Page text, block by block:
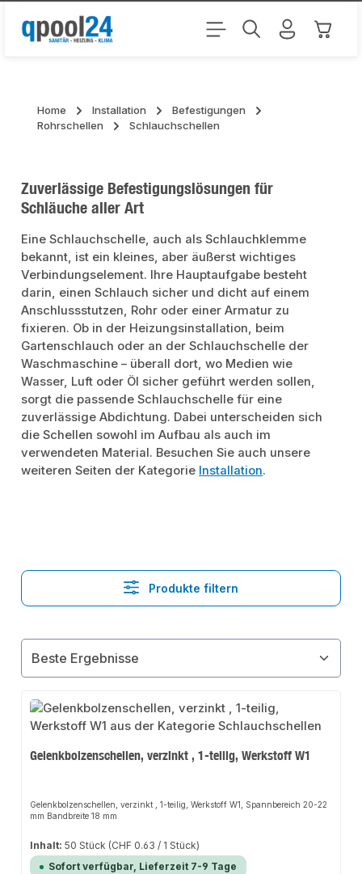
Zum Hauptinhalt springen
Home Installation
Befestigungen
Rohrschellen
Schlauchschellen
Zuverlässige Befestigungslösungen für
Schläuche aller Art
Eine Schlauchschelle, auch als Schlauchklemme
bekannt, ist ein kleines, aber äußerst wichtiges
Verbindungselement. Ihre Hauptaufgabe besteht
darin, einen Schlauch sicher und dicht auf einem
Anschlussstutzen, Rohr oder einer Armatur zu
fixieren. Ob in der Heizungsinstallation, beim
Gartenschlauch oder an der Schlauchschelle der
Waschmaschine – überall dort, wo Medien wie
Wasser, Luft oder Öl sicher geführt werden sollen,
sorgt die passende Schlauchschelle für eine
zuverlässige Abdichtung. Dabei unterscheiden sich
die Schellen sowohl im Aufbau als auch im
verwendeten Material. Besuchen Sie auch unsere
weiteren Seiten der Kategorie Installation.
Produkte filtern
Gelenkbolzenschellen, verzinkt , 1-teilig, Werkstoff W1
Gelenkbolzenschellen, verzinkt , 1-teilig, Werkstoff W1, Spannbereich 20-22
mm Bandbreite 18 mm
Inhalt:50 Stück (CHF 0.63 / 1 Stück)
Sofort verfügbar, Lieferzeit 7-9 Tage